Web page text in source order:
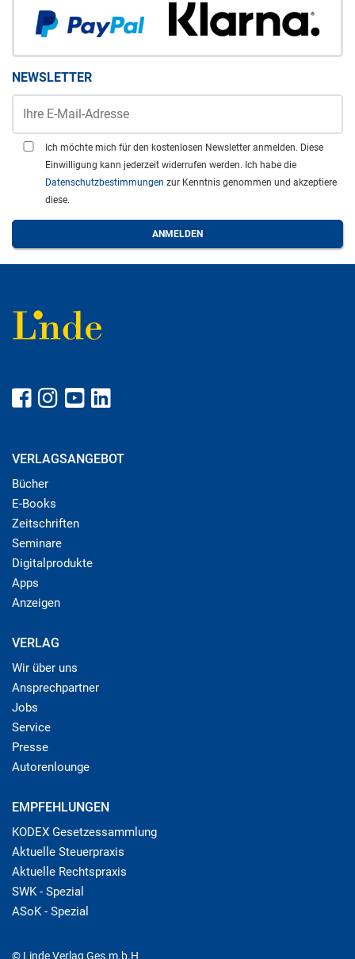
NEWSLETTER
Ich möchte mich für den kostenlosen Newsletter anmelden. Diese
Einwilligung kann jederzeit widerrufen werden. Ich habe die
Datenschutzbestimmungen zur Kenntnis genommen und akzeptiere
diese.
VERLAGSANGEBOT
Bücher
E-Books
Zeitschriften
Seminare
Digitalprodukte
Apps
Anzeigen
VERLAG
Wir über uns
Ansprechpartner
Jobs
Service
Presse
Autorenlounge
EMPFEHLUNGEN
KODEX Gesetzessammlung
Aktuelle Steuerpraxis
Aktuelle Rechtspraxis
SWK - Spezial
ASoK - Spezial
© Linde Verlag Ges.m.b.H